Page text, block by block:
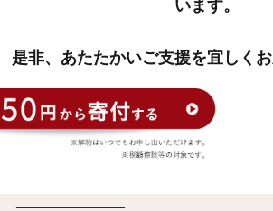
います。
是非、あたたかいご支援を宜しく